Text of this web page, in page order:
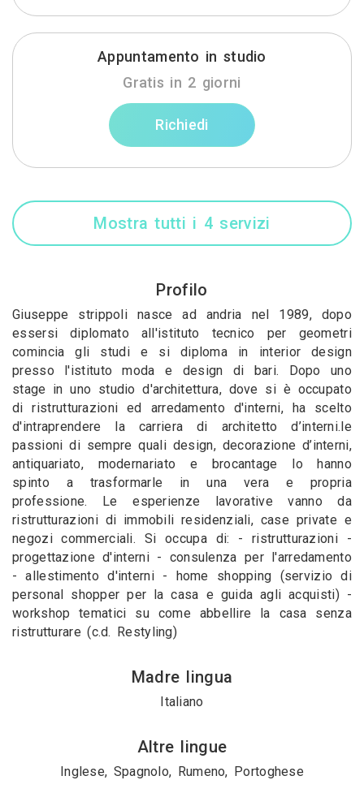
Appuntamento in studio
Gratis in 2 giorni
Richiedi
Mostra tutti i 4 servizi
Profilo
Giuseppe strippoli nasce ad andria nel 1989, dopo
essersi diplomato all'istituto tecnico per geometri
comincia gli studi e si diploma in interior design
presso l'istituto moda e design di bari. Dopo uno
stage in uno studio d'architettura, dove si è occupato
di ristrutturazioni ed arredamento d'interni, ha scelto
d'intraprendere la carriera di architetto d’interni.le
passioni di sempre quali design, decorazione d’interni,
antiquariato, modernariato e brocantage lo hanno
spinto a trasformarle in una vera e propria
professione. Le esperienze lavorative vanno da
ristrutturazioni di immobili residenziali, case private e
negozi commerciali. Si occupa di: - ristrutturazioni -
progettazione d'interni - consulenza per l'arredamento
- allestimento d'interni - home shopping (servizio di
personal shopper per la casa e guida agli acquisti) -
workshop tematici su come abbellire la casa senza
ristrutturare (c.d. Restyling)
Madre lingua
Italiano
Altre lingue
Inglese, Spagnolo, Rumeno, Portoghese